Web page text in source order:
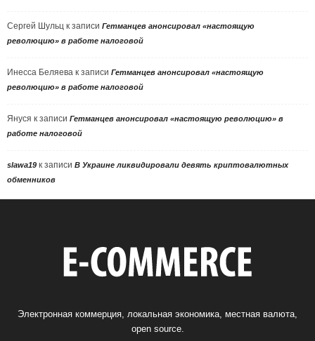
Сергей Шульц к записи Гетманцев анонсировал «настоящую
революцию» в работе налоговой
Инесса Беляева к записи Гетманцев анонсировал «настоящую
революцию» в работе налоговой
Януся к записи Гетманцев анонсировал «настоящую революцию» в
работе налоговой
slawa19 к записи В Украине ликвидировали девять криптовалютных
обменников
Электронная коммерция, локальная экономика, местная валюта,
open source.